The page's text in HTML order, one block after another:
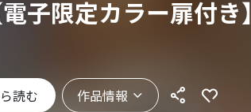
子限定カラー扉付き】
読む 作品情報